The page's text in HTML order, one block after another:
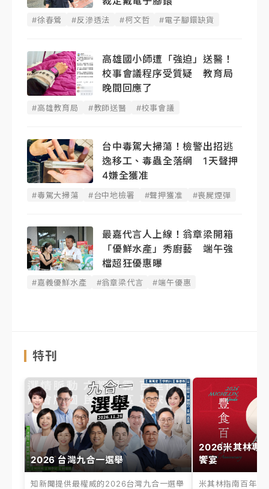
#徐春鶯 #反滲透法 #柯文哲 #電子腳鐶缺貨
高雄國小師遭「強迫」送醫！
校事會議程序受質疑 教育局
晚間回應了
#高雄教育局 #教師送醫 #校事會議
台中毒駕大掃蕩！檢警出招逃
逸移工、毒蟲全落網 1天聲押
4嫌全獲准
#毒駕大掃蕩 #台中地檢署 #聲押獲准 #喪屍煙彈
最嘉代言人上線！翁章梁開箱
「優鮮水產」秀廚藝 端午強
檔超狂優惠曝
#嘉義優鮮水產 #翁章梁代言 #端午優惠
特刊
2026 台灣九合一選舉
知新聞提供最權威的2026台灣九合一選舉
2026米其林專
饗宴
米其林指南百年之